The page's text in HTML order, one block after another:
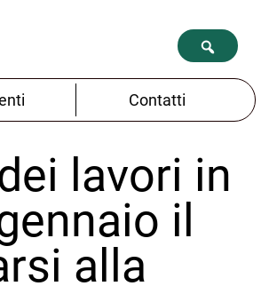
Contatti
lavori in
il
alla